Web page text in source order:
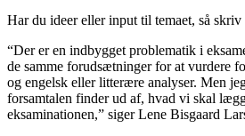
Har du ideer eller input til temaet, så
“Der er en indbygget problematik i
de samme forudsætninger for at vurdere
og engelsk eller litterære analyser. Men
forsamtalen finder ud af, hvad vi skal
eksaminationen,” siger Lene Bisgaard